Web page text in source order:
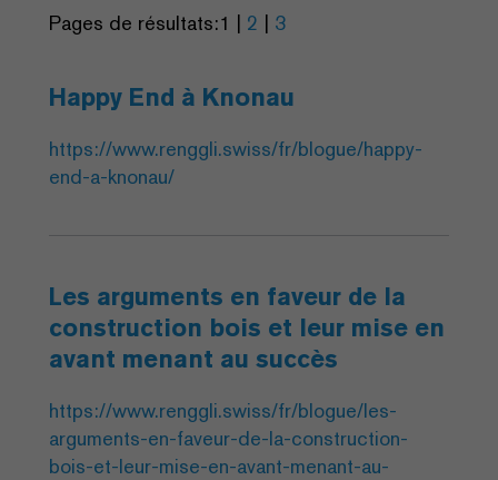
Pages de résultats:1 | 2 | 3
Happy End à Knonau
https://www.renggli.swiss/fr/blogue/happy-
end-a-knonau/
Les arguments en faveur de la
construction bois et leur mise en
avant menant au succès
https://www.renggli.swiss/fr/blogue/les-
arguments-en-faveur-de-la-construction-
bois-et-leur-mise-en-avant-menant-au-